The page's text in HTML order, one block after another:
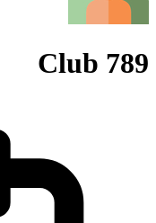
789 Club